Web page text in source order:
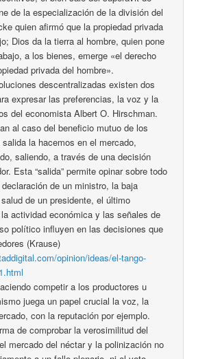
de la especialización de la división del
quien afirmó que la propiedad privada
Dios da la tierra al hombre, quien pone
a los bienes, emerge «el derecho
privada del hombre».
descentralizadas existen dos
expresar las preferencias, la voz y la
del economista Albert O. Hirschman.
al caso del beneficio mutuo de los
la hacemos en el mercado,
saliendo, a través de una decisión
Esta “salida” permite opinar sobre todo
de un ministro, la baja
de un presidente, el último
actividad económica y las señales de
político influyen en las decisiones que
(Krause)
opinion/ideas/el-tango-
competir a los productores u
juega un papel crucial la voz, la
con la reputación por ejemplo.
de comprobar la verosimilitud del
mercado del néctar y la polinización no